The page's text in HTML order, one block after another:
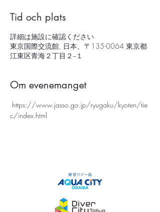
Tid och plats
詳細は施設に確認ください
東京国際交流館, 日本、〒135-0064 東京都
江東区青海２丁目２−１
Om evenemanget
https://www.jasso.go.jp/ryugaku/kyoten/tie
c/index.html